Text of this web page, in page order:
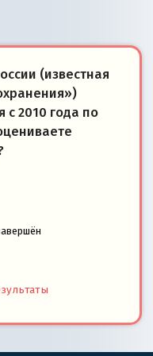
(известная
2010 года по